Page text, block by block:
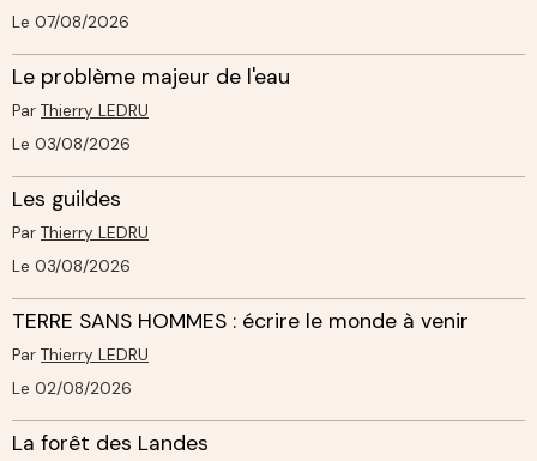
Le 07/08/2026
Le problème majeur de l'eau
Par Thierry LEDRU
Le 03/08/2026
Les guildes
Par Thierry LEDRU
Le 03/08/2026
TERRE SANS HOMMES : écrire le monde à venir
Par Thierry LEDRU
Le 02/08/2026
La forêt des Landes